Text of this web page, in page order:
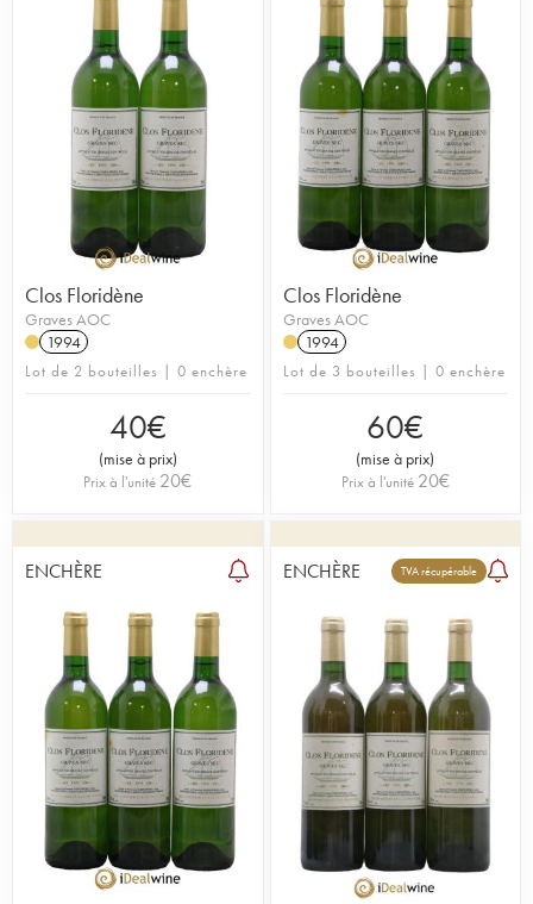
Clos Floridène
Graves AOC
1994
Lot de 2 bouteilles | 0 enchère
40€
(mise à prix)
Prix à l'unité 20€
Clos Floridène
Graves AOC
1994
Lot de 3 bouteilles | 0 enchère
60€
(mise à prix)
Prix à l'unité 20€
ENCHÈRE ENCHÈRE TVA récupérable